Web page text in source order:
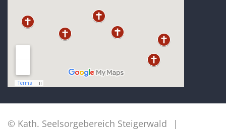
© Kath. Seelsorgebereich Steigerwald